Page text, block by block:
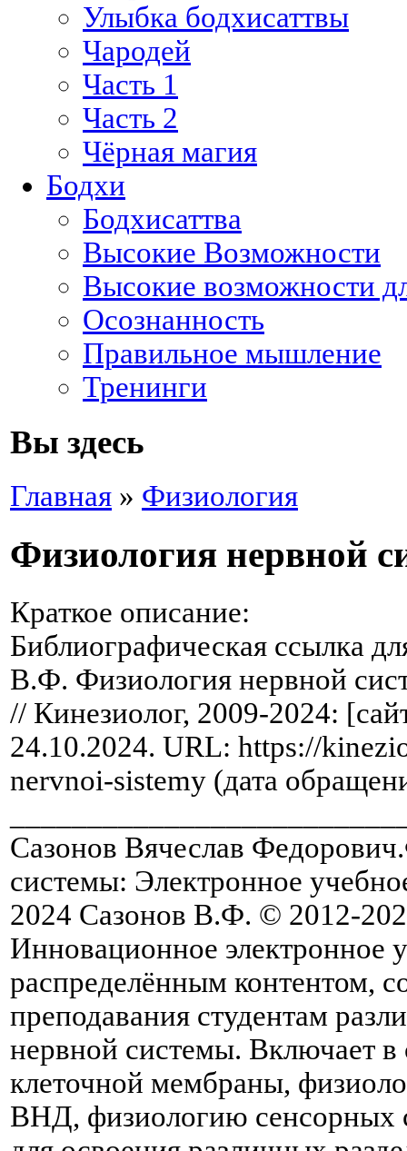
Улыбка бодхисаттвы
Чародей
Часть 1
Часть 2
Чёрная магия
Бодхи
Бодхисаттва
Высокие Возможности
Высокие возможности
Осознанность
Правильное мышление
Тренинги
Вы здесь
Главная » Физиология
Физиология нервной
Краткое описание:
Библиографическая ссылка
В.Ф. Физиология нервной
// Кинезиолог, 2009-2024:
24.10.2024. URL: https://
nervnoi-sistemy (дата
Сазонов Вячеслав
системы: Электронное
2024 Сазонов В.Ф. © 2012-
Инновационное электронное
распределённым контентом,
преподавания студентам
нервной системы. Включает
клеточной мембраны,
ВНД, физиологию сенсорных